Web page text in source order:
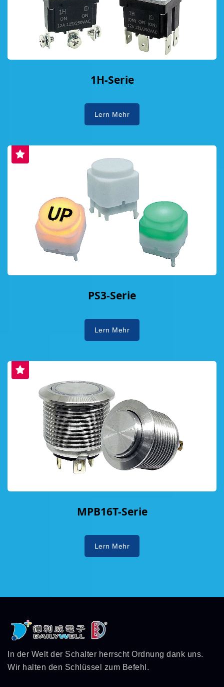
1H-Serie
Lern Mehr
PS3-Serie
Lern Mehr
MPB16T-Serie
Lern Mehr
In der Welt der Schalter herrscht Ordnung dank uns.
Wir halten den Schlüssel zum Befehl.